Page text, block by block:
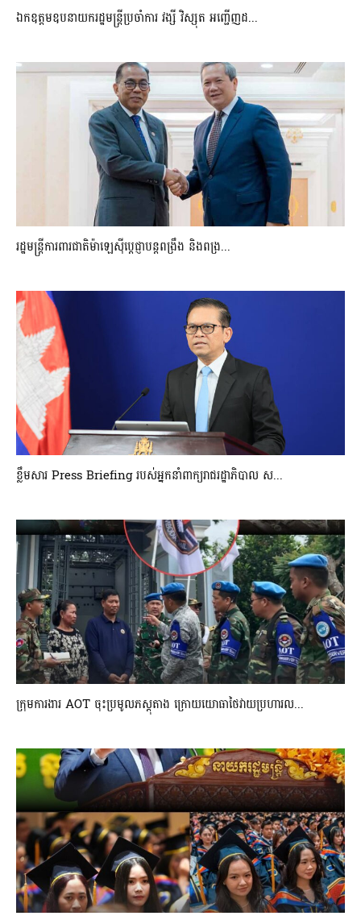
ឯកឧត្តមឧបនាយករដ្ឋមន្រ្តីប្រចាំការ វង្សី វិស្សុត អញ្ជើញដ...
រដ្ឋមន្ត្រីការពារជាតិម៉ាឡេស៊ីប្ដេជ្ញាបន្តពង្រឹង និងពង្រ...
ខ្លឹមសារ Press Briefing របស់អ្នកនាំពាក្យរាជរដ្ឋាភិបាល ស...
ក្រុមការងារ AOT ចុះប្រមូលភស្តុតាង ក្រោយយោធាថៃវាយប្រហារល...